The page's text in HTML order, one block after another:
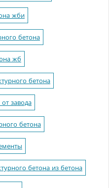
жби
бетона
жб
бетона
завода
бетона
бетона из бетона